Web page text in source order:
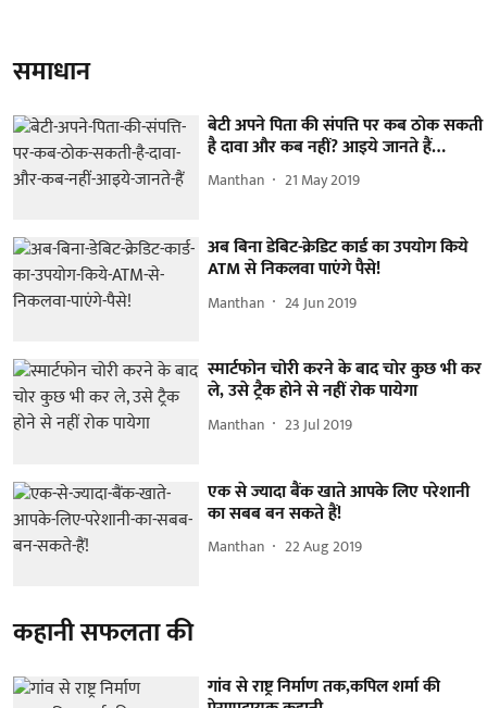
समाधान
बेटी अपने पिता की संपत्ति पर कब ठोक सकती
है दावा और कब नहीं? आइये जानते हैं…
Manthan 21 May 2019
अब बिना डेबिट-क्रेडिट कार्ड का उपयोग किये
ATM से निकलवा पाएंगे पैसे!
Manthan 24 Jun 2019
स्मार्टफोन चोरी करने के बाद चोर कुछ भी कर
ले, उसे ट्रैक होने से नहीं रोक पायेगा
Manthan 23 Jul 2019
एक से ज्यादा बैंक खाते आपके लिए परेशानी
का सबब बन सकते हैं!
Manthan 22 Aug 2019
कहानी सफलता की
गांव से राष्ट्र निर्माण तक,कपिल शर्मा की